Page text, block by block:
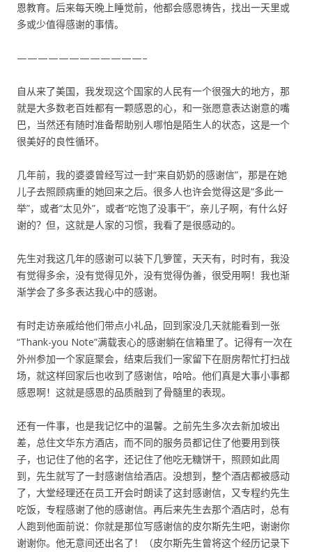
恩教育。后来每天晚上睡觉前，他都会感恩祷告，找出一天里或
多或少值得感谢的事情。
————————————–
自从来了美国，我发现这个国家的人民有一个很强大的地方，那
就是大多数老百姓都有一颗感恩的心，和一张愿意表达谢意的嘴
巴，当然还有随时准备帮助别人哪怕是陌生人的状态，这是一个
很美好的良性循环。
几年前，我的婆婆曾经写过一封“来自奶奶的感谢信”，那是在她
儿子去照顾病重的她回来之后。很多人也许会觉得这是“多此一
举”，或者“太见外”，或者“吃饱了没事干”，亲儿子啊，有什么好
谢的？但，这就是人家的习惯，我看了是很感动的。
先生对我这几年的感谢可以装下几箩筐，天天有，时时有，我没
有觉得多余，没有觉得见外，没有觉得伪善，很受用啊！我也渐
渐学会了多多表达我心中的感谢。
有时走访亲戚给他们带点小礼品，回到家没几天就能看到一张
“Thank-you Note”满载衷心的感谢躺在信箱里了。记得有一次在
外州参加一个家庭聚会，结束后我们一家留下在厨房帮忙打扫战
场，就这样回家后也收到了感谢信，哈哈。他们真是大事小事都
感恩啊！这就是感恩的品质融到了骨髓里的表现。
还有一件事，也是我记忆中的温馨。之前先生多次去新加坡出
差，总住文华东方酒店，而不同的服务员都记住了他要用到筷
子，也记住了他的名字，还记住了他吃无糖饼干，照顾如此周
到，先生就写了一封感谢信给酒店。没想到，整个酒店都被感动
了，大堂经理还在员工开会时朗读了这封感谢信，又专程约先生
吃饭，专程感谢了他的感谢信。再后来先生去那个酒店时，总有
人跑到他面前说：你就是那位写感谢信的皮尔斯先生吧，谢谢你
谢谢你。他无意间还出名了！（皮尔斯先生曾将这个经历记录下